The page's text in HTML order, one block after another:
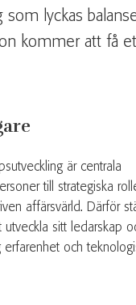
lyckas
kommer att få
är centrala
till strategiska
affärsvärld. Därför
sitt ledarskap
och